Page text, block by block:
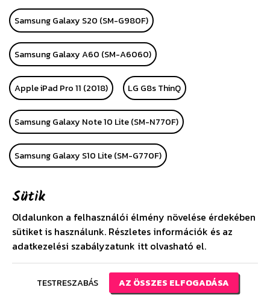
Samsung Galaxy S20 (SM-G980F)
Samsung Galaxy A60 (SM-A6060)
Apple iPad Pro 11 (2018) LG G8s ThinQ
Samsung Galaxy Note 10 Lite (SM-N770F)
Samsung Galaxy S10 Lite (SM-G770F)
Huawei P Smart Plus 2019
Huawei P40 Pro Alcatel 1 (OT-5033D) LG K40S
Samsung Galaxy A21 (SM-A210F)
Sütik
Oldalunkon a felhasználói élmény növelése érdekében
sütiket is használunk. Részletes információk és az
adatkezelési szabályzatunk itt olvasható el.
TESTRESZABÁS AZ ÖSSZES ELFOGADÁSA